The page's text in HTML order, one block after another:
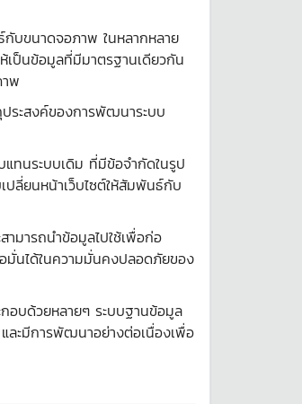
กับขนาดจอภาพ ในหลากหลาย
เป็นข้อมูลที่มีมาตรฐานเดียวกัน
พ
ประสงค์ของการพัฒนาระบบ
ทนระบบเดิม ที่มีข้อจำกัดในรูป
ลี่ยนหน้าเว็บไซต์ให้สัมพันธ์กับ
มารถนำข้อมูลไปใช้เพื่อก่อ
มั่นได้ในความมั่นคงปลอดภัยของ
อบด้วยหลายๆ ระบบฐานข้อมูล
ละมีการพัฒนาอย่างต่อเนื่องเพื่อ